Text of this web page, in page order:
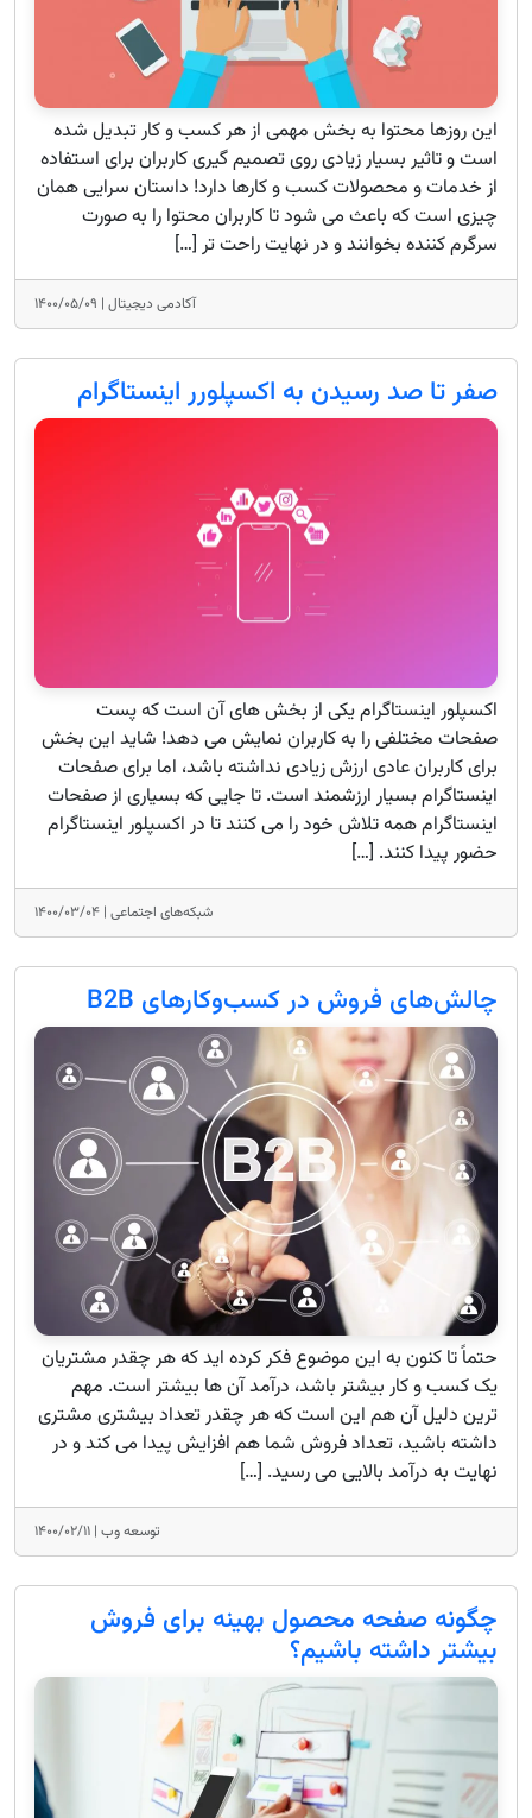
این روزها محتوا به بخش مهمی از هر کسب و کار تبدیل شده
است و تاثیر بسیار زیادی روی تصمیم گیری کاربران برای استفاده
از خدمات و محصولات کسب و کارها دارد! داستان سرایی همان
چیزی است که باعث می شود تا کاربران محتوا را به صورت
سرگرم کننده بخوانند و در نهایت راحت تر […]
آکادمی دیجیتال | ۱۴۰۰/۰۵/۰۹
صفر تا صد رسیدن به اکسپلورر اینستاگرام
اکسپلور اینستاگرام یکی از بخش های آن است که پست
صفحات مختلفی را به کاربران نمایش می دهد! شاید این بخش
برای کاربران عادی ارزش زیادی نداشته باشد، اما برای صفحات
اینستاگرام بسیار ارزشمند است. تا جایی که بسیاری از صفحات
اینستاگرام همه تلاش خود را می کنند تا در اکسپلور اینستاگرام
حضور پیدا کنند. […]
شبکه‌های اجتماعی | ۱۴۰۰/۰۳/۰۴
چالش‌های فروش در کسب‌وکارهای B2B
حتماً تا کنون به این موضوع فکر کرده اید که هر چقدر مشتریان
یک کسب و کار بیشتر باشد، درآمد آن ها بیشتر است. مهم
ترین دلیل آن هم این است که هر چقدر تعداد بیشتری مشتری
داشته باشید، تعداد فروش شما هم افزایش پیدا می کند و در
نهایت به درآمد بالایی می رسید. […]
توسعه وب | ۱۴۰۰/۰۲/۱۱
چگونه صفحه محصول بهینه برای فروش
بیشتر داشته باشیم؟